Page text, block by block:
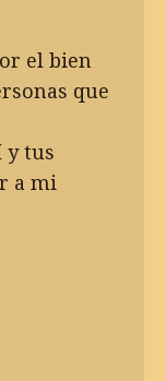
el bien
que
y tus
a mi